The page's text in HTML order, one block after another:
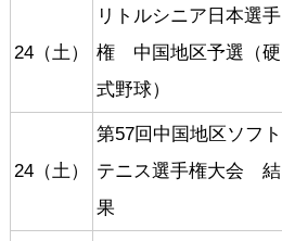
24（土）
リトルシニア日本選手
権 中国地区予選（硬
式野球）
24（土）
第57回中国地区ソフト
テニス選手権大会 結
果